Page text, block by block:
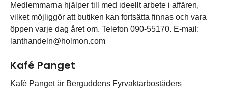
Medlemmarna hjälper till med ideellt arbete i affären,
vilket möjliggör att butiken kan fortsätta finnas och vara
öppen varje dag året om. Telefon 090-55170. E-mail:
lanthandeln@holmon.com
Kafé Panget
Kafé Panget är Berguddens Fyrvaktarbostäders